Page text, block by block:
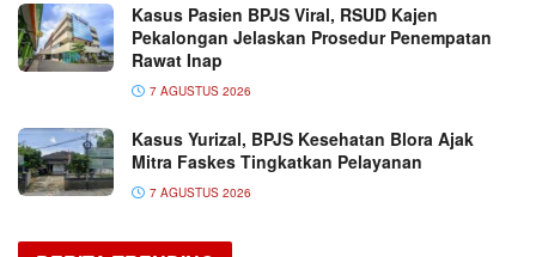
Kasus Pasien BPJS Viral, RSUD Kajen
Pekalongan Jelaskan Prosedur Penempatan
Rawat Inap
7 AGUSTUS 2026
Kasus Yurizal, BPJS Kesehatan Blora Ajak
Mitra Faskes Tingkatkan Pelayanan
7 AGUSTUS 2026